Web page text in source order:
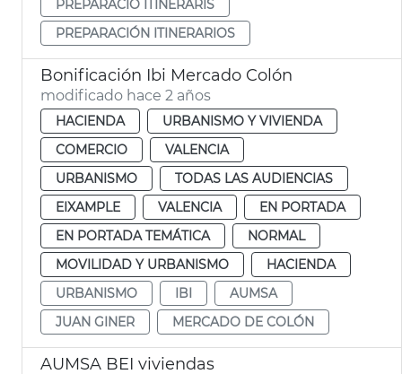
PREPARACIÓ ITINERARIS
PREPARACIÓN ITINERARIOS
Bonificación Ibi Mercado Colón
modificado hace 2 años
HACIENDA
URBANISMO Y VIVIENDA
COMERCIO
VALENCIA
URBANISMO
TODAS LAS AUDIENCIAS
EIXAMPLE
VALENCIA
EN PORTADA
EN PORTADA TEMÁTICA
NORMAL
MOVILIDAD Y URBANISMO
HACIENDA
URBANISMO
IBI
AUMSA
JUAN GINER
MERCADO DE COLÓN
AUMSA BEI viviendas